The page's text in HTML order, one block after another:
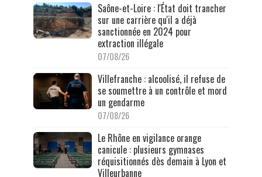
Saône-et-Loire : l'État doit trancher
sur une carrière qu'il a déjà
sanctionnée en 2024 pour
extraction illégale
07/08/26
Villefranche : alcoolisé, il refuse de
se soumettre à un contrôle et mord
un gendarme
07/08/26
Le Rhône en vigilance orange
canicule : plusieurs gymnases
réquisitionnés dès demain à Lyon et
Villeurbanne